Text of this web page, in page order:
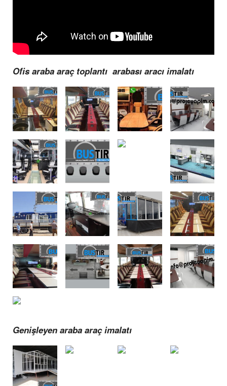
Ofis araba araç toplantı arabası aracı imalatı
Genişleyen araba araç imalatı